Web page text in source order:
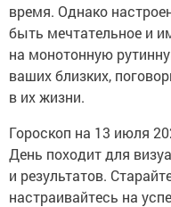
время. Однако
быть мечтательное и
на монотонную
ваших близких,
в их жизни.
Гороскоп на 13 июля
День походит для
и результатов.
настраивайтесь на